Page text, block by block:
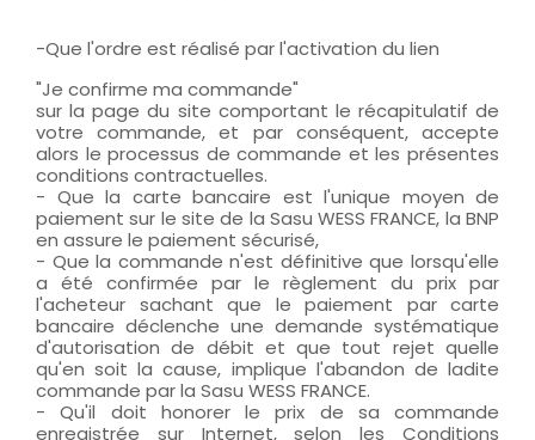
-Que l'ordre est réalisé par l'activation du lien
"Je confirme ma commande"
sur la page du site comportant le récapitulatif de
votre commande, et par conséquent, accepte
alors le processus de commande et les présentes
conditions contractuelles.
- Que la carte bancaire est l'unique moyen de
paiement sur le site de la Sasu WESS FRANCE, la BNP
en assure le paiement sécurisé,
- Que la commande n'est définitive que lorsqu'elle
a été confirmée par le règlement du prix par
l'acheteur sachant que le paiement par carte
bancaire déclenche une demande systématique
d'autorisation de débit et que tout rejet quelle
qu'en soit la cause, implique l'abandon de ladite
commande par la Sasu WESS FRANCE.
- Qu'il doit honorer le prix de sa commande
enregistrée sur Internet, selon les Conditions